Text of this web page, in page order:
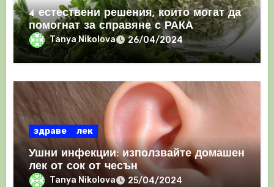
4 естествени решения, които могат да
помогнат за справяне с РАКА
Tanya Nikolova 26/04/2024
здраве лек
Ушни инфекции: използвайте домашен
лек от сок от чесън
Tanya Nikolova 25/04/2024